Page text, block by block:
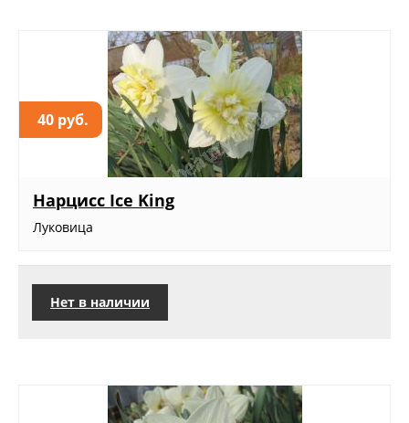
40 руб.
Нарцисс Ice King
Луковица
Нет в наличии